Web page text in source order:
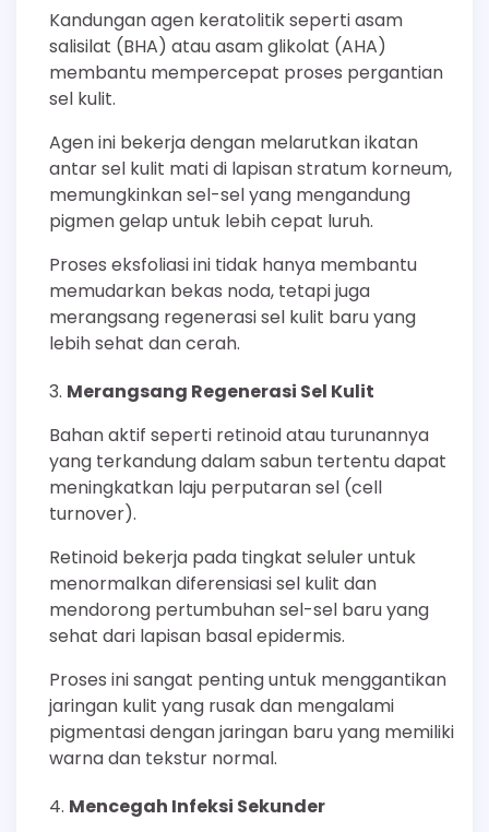
Kandungan agen keratolitik seperti asam
salisilat (BHA) atau asam glikolat (AHA)
membantu mempercepat proses pergantian
sel kulit.
Agen ini bekerja dengan melarutkan ikatan
antar sel kulit mati di lapisan stratum korneum,
memungkinkan sel-sel yang mengandung
pigmen gelap untuk lebih cepat luruh.
Proses eksfoliasi ini tidak hanya membantu
memudarkan bekas noda, tetapi juga
merangsang regenerasi sel kulit baru yang
lebih sehat dan cerah.
Merangsang Regenerasi Sel Kulit
Bahan aktif seperti retinoid atau turunannya
yang terkandung dalam sabun tertentu dapat
meningkatkan laju perputaran sel (cell
turnover).
Retinoid bekerja pada tingkat seluler untuk
menormalkan diferensiasi sel kulit dan
mendorong pertumbuhan sel-sel baru yang
sehat dari lapisan basal epidermis.
Proses ini sangat penting untuk menggantikan
jaringan kulit yang rusak dan mengalami
pigmentasi dengan jaringan baru yang memiliki
warna dan tekstur normal.
Mencegah Infeksi Sekunder